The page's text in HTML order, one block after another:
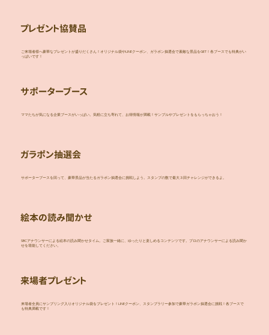
プレゼント協賛品
ご来場者様へ豪華なプレゼントが盛りだくさん！オリジナル袋やLINEクーポン、ガラポン抽選会で素敵な景品をGET！各ブースでも特典がい
っぱいです！
サポーターブース
ママたちが気になる企業ブースがいっぱい。気軽に立ち寄れて、お得情報が満載！サンプルやプレゼントをもらっちゃおう！
ガラポン抽選会
サポーターブースを回って、豪華景品が当たるガラポン抽選会に挑戦しよう。スタンプの数で最大３回チャレンジができるよ。
絵本の読み聞かせ
SBCアナウンサーによる絵本の読み聞かせタイム。ご家族一緒に、ゆったりと楽しめるコンテンツです。プロのアナウンサーによる読み聞か
せを堪能してください。
来場者プレゼント
来場者全員にサンプリング入りオリジナル袋をプレゼント！LINEクーポン、スタンプラリー参加で豪華ガラポン抽選会に挑戦！各ブースで
も特典満載です！